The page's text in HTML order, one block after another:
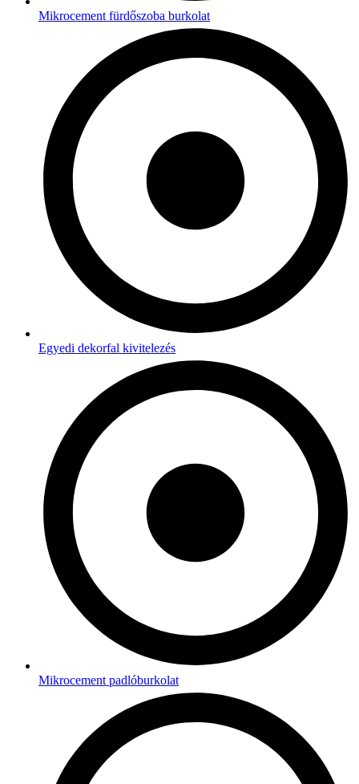
Mikrocement fürdőszoba burkolat
Egyedi dekorfal kivitelezés
Mikrocement padlóburkolat